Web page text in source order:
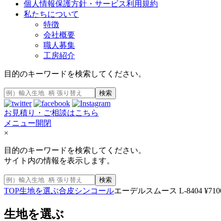
個人情報保護方針・サービス利用規約
私たちについて
特徴
会社概要
職人募集
工房紹介
目的のキーワードを検索してください。
検索
お見積り・ご相談はこちら
メニュー開閉
×
目的のキーワードを検索してください。
サイト内の情報を表示します。
検索
TOP生地を選ぶ合皮シンコールエーデルスムース L-8404
生地を選ぶ